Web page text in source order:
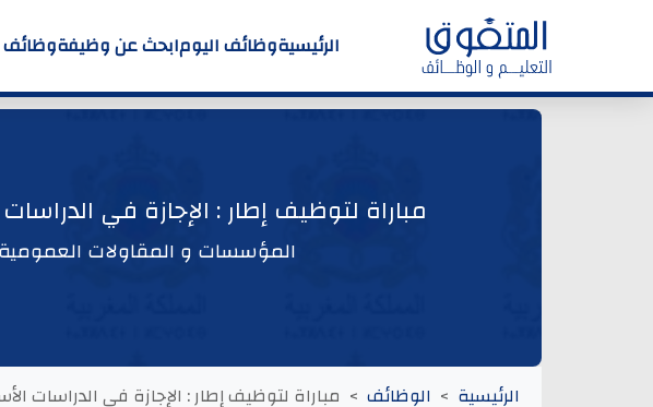
الرئيسيةوظائف اليومابحث عن وظيفة
مباراة لتوظيف إطار : الإجازة في
المؤسسات و المقاولات
الرئيسية الوظائف مباراة لتوظيف إطار : الإجازة في الدراسات